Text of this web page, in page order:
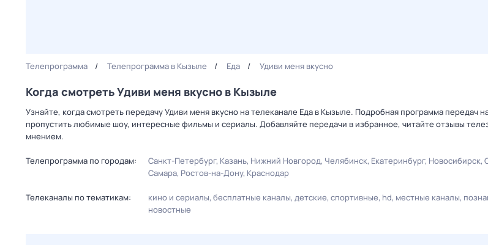
Телепрограмма Телепрограмма в Кызыле Еда Удиви меня вкусно
Когда смотреть Удиви меня вкусно в Кызыле
Узнайте, когда смотреть передачу Удиви меня вкусно на телеканале Еда в Кызыле. Подробная программа передач
пропустить любимые шоу, интересные фильмы и сериалы. Добавляйте передачи в избранное, читайте отзывы
мнением.
Телепрограмма по городам: Санкт-Петербург Казань Нижний Новгород Челябинск Екатеринбург Новосибирск
Самара Ростов-на-Дону Краснодар
Телеканалы по тематикам: кино и сериалы бесплатные каналы детские спортивные hd местные каналы
новостные